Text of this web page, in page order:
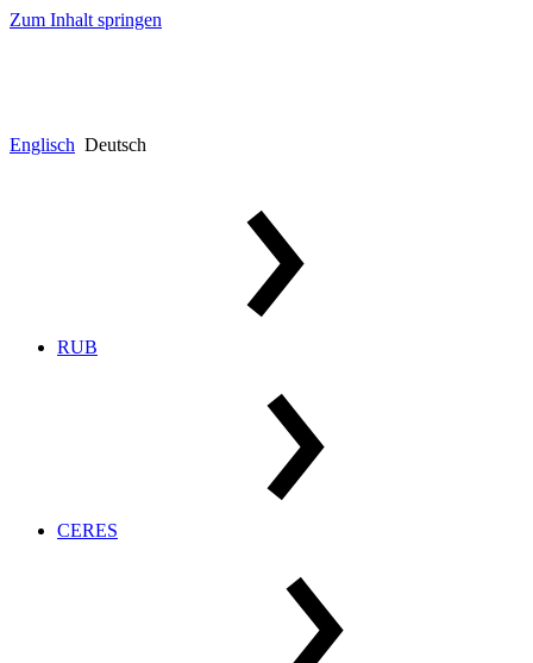
Zum Inhalt springen
Englisch Deutsch
RUB
CERES